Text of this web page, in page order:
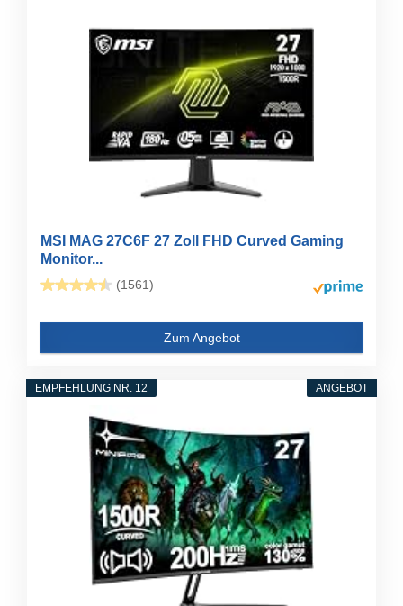
MSI MAG 27C6F 27 Zoll FHD Curved Gaming
Monitor...
(1561)
Zum Angebot
ANGEBOT
EMPFEHLUNG NR. 12